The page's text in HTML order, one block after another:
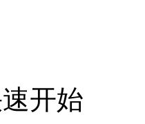
开始